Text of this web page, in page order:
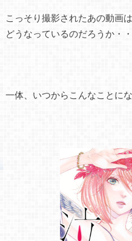
こっそり撮影されたあの動画は
どうなっているのだろうか・・
一体、いつからこんなことに